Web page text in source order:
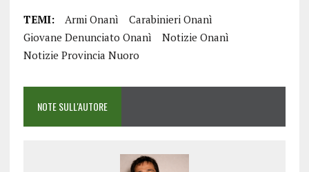
TEMI: Armi Onanì
Carabinieri Onanì
Giovane Denunciato Onanì
Notizie Onanì
Notizie Provincia Nuoro
NOTE SULL'AUTORE